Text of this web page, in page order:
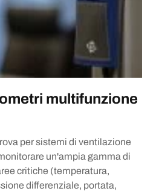
multifunzione
per sistemi di ventilazione
un'ampia gamma di
critiche (temperatura,
differenziale, portata,